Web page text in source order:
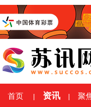
首页 | 资讯 | 聚